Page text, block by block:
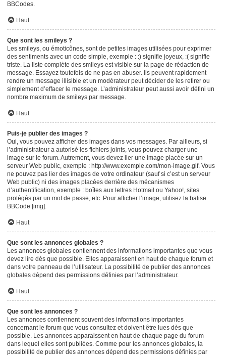
BBCodes.
Haut
Que sont les smileys ?
Les smileys, ou émoticônes, sont de petites images utilisées pour exprimer
des sentiments avec un code simple, exemple : :) signifie joyeux, :( signifie
triste. La liste complète des smileys est visible sur la page de rédaction de
message. Essayez toutefois de ne pas en abuser. Ils peuvent rapidement
rendre un message illisible et un modérateur peut décider de les retirer ou
simplement d’effacer le message. L’administrateur peut aussi avoir défini un
nombre maximum de smileys par message.
Haut
Puis-je publier des images ?
Oui, vous pouvez afficher des images dans vos messages. Par ailleurs, si
l’administrateur a autorisé les fichiers joints, vous pouvez charger une
image sur le forum. Autrement, vous devez lier une image placée sur un
serveur Web public, exemple : http://www.exemple.com/mon-image.gif. Vous
ne pouvez pas lier des images de votre ordinateur (sauf si c’est un serveur
Web public) ni des images placées derrière des mécanismes
d’authentification, exemple : boîtes aux lettres Hotmail ou Yahoo!, sites
protégés par un mot de passe, etc. Pour afficher l’image, utilisez la balise
BBCode [img].
Haut
Que sont les annonces globales ?
Les annonces globales contiennent des informations importantes que vous
devez lire dès que possible. Elles apparaissent en haut de chaque forum et
dans votre panneau de l’utilisateur. La possibilité de publier des annonces
globales dépend des permissions définies par l’administrateur.
Haut
Que sont les annonces ?
Les annonces contiennent souvent des informations importantes
concernant le forum que vous consultez et doivent être lues dès que
possible. Les annonces apparaissent en haut de chaque page du forum
dans lequel elles sont publiées. Comme pour les annonces globales, la
possibilité de publier des annonces dépend des permissions définies par